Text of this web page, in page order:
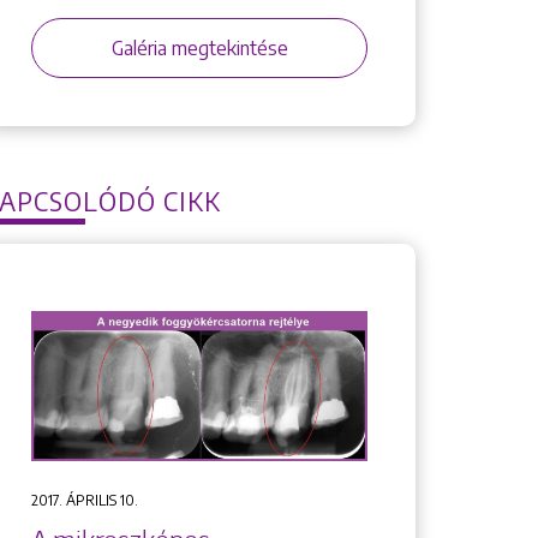
Galéria megtekintése
CIKK
2017. ÁPRILIS 10.